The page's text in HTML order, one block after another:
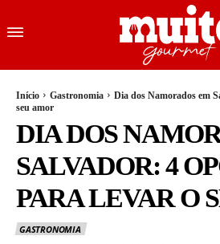
Início Gastronomia
Dia dos Namorados em
seu amor
DIA DOS
SALVADOR: 4
PARA LEVAR O
GASTRONOMIA